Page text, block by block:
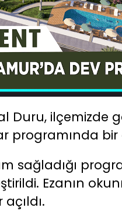
Duru, ilçemizde
programında bir
sağladığı
Ezanın